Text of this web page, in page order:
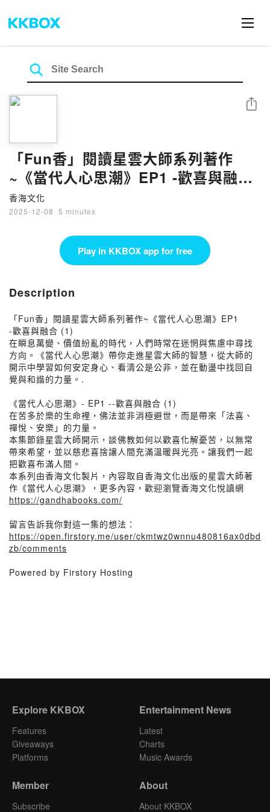
「Fun香」閱讀星雲大師系列著作
~《當代人心思潮》EP1 -歡喜與融合
(1)
香海文化
2025-12-08 · 5 minutes
Share
Play in KKBOX app for free
Description
「Fun香」閱讀星雲大師系列著作~《當代人心思潮》EP1
-歡喜與融合 (1)
在瞬息萬變、價值紛亂的時代，人們時常在迷惘與焦慮中尋找
方向。《當代人心思潮》帶你走進星雲大師的智慧，從大師的
開示中學習如何安定身心、看清公是公非，並在動盪中找回自
覺與和諧的力量。.
《當代人心思潮》- EP1 --歡喜與融合 (1)
在苦多於樂的生命裡，佛法並非消極避世，而是帶來「法喜、
禪悅、安樂」的力量。
本集節錄星雲大師開示，談佛教如何以歡喜化解憂苦，以無常
帶來希望，並以慈悲喜捨讓人間充滿溫暖與光亮。讓我們一起
把歡喜布滿人間。
本系列由香海文化製片，內容取自香海文化出版的星雲大師著
作《當代人心思潮》，更多內容，歡迎瀏覽香海文化悅讀網
https://gandhabooks.com/
留言告訴我你對這一集的想法：
https://open.firstory.me/user/ckmtwz0wnnu480816ax0dbd
zb/comments
Powered by Firstory Hosting
Explore KKBOX
Features
Giveaways
Platforms
Entertainment News
Latest
Charts
Music Awards
Member
Subscribe
About
About KKBOX